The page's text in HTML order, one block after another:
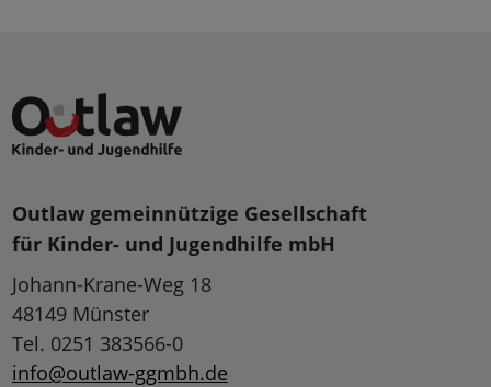
Outlaw gemeinnützige Gesellschaft
für Kinder- und Jugendhilfe mbH
Johann-Krane-Weg 18
48149 Münster
Tel. 0251 383566-0
info@outlaw-ggmbh.de